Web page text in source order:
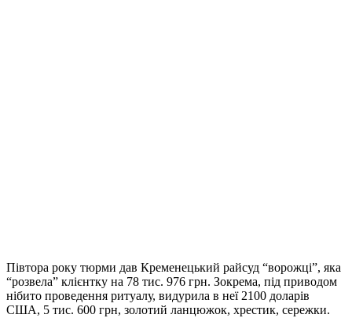
Півтора року тюрми дав Кременецький райсуд “ворожці”, яка
“розвела” клієнтку на 78 тис. 976 грн. Зокрема, під приводом
нібито проведення ритуалу, видурила в неї 2100 доларів
США, 5 тис. 600 грн, золотий ланцюжок, хрестик, сережки.